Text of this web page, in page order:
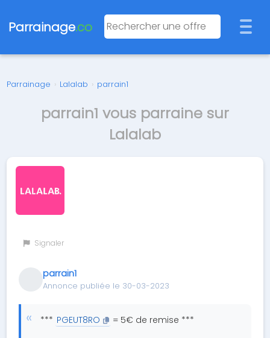
Parrainage.co
Parrainage › Lalalab › parrain1
parrain1 vous parraine sur
Lalalab
Signaler
parrain1
Annonce publiée le 30-03-2023
*** PGEUT8RO = 5€ de remise ***